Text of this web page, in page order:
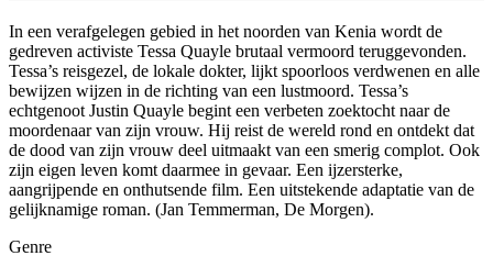
In een verafgelegen gebied in het noorden van Kenia wordt de
gedreven activiste Tessa Quayle brutaal vermoord teruggevonden.
Tessa’s reisgezel, de lokale dokter, lijkt spoorloos verdwenen en alle
bewijzen wijzen in de richting van een lustmoord. Tessa’s
echtgenoot Justin Quayle begint een verbeten zoektocht naar de
moordenaar van zijn vrouw. Hij reist de wereld rond en ontdekt dat
de dood van zijn vrouw deel uitmaakt van een smerig complot. Ook
zijn eigen leven komt daarmee in gevaar. Een ijzersterke,
aangrijpende en onthutsende film. Een uitstekende adaptatie van de
gelijknamige roman. (Jan Temmerman, De Morgen).
Genre